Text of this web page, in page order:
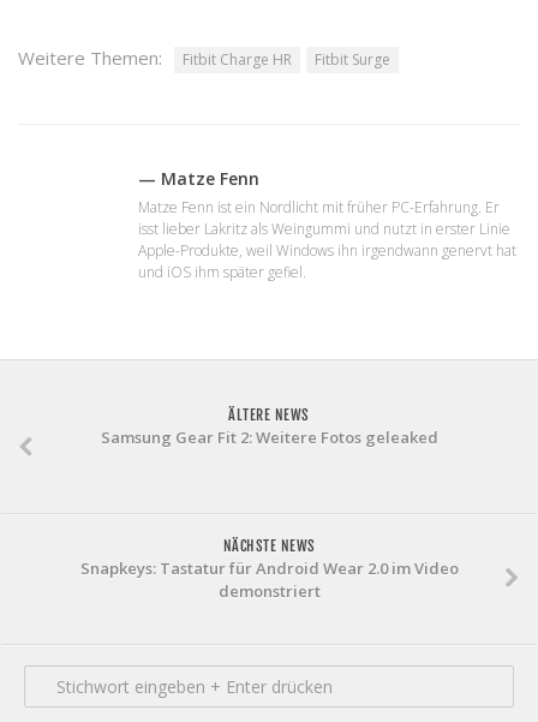
Weitere Themen: Fitbit Charge HR Fitbit Surge
— Matze Fenn
Matze Fenn ist ein Nordlicht mit früher PC-Erfahrung. Er
isst lieber Lakritz als Weingummi und nutzt in erster Linie
Apple-Produkte, weil Windows ihn irgendwann genervt hat
und iOS ihm später gefiel.
ÄLTERE NEWS
Samsung Gear Fit 2: Weitere Fotos geleaked
NÄCHSTE NEWS
Snapkeys: Tastatur für Android Wear 2.0 im Video
demonstriert